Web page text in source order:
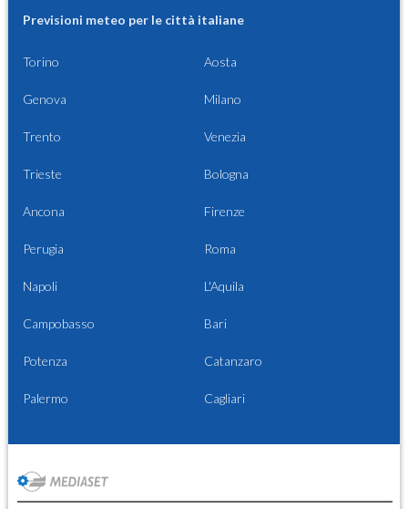
Previsioni meteo per le città italiane
Torino Aosta
Genova Milano
Trento Venezia
Trieste Bologna
Ancona Firenze
Perugia Roma
Napoli L'Aquila
Campobasso Bari
Potenza Catanzaro
Palermo Cagliari